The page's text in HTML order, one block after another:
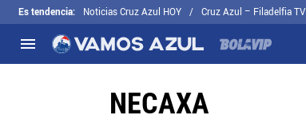
Es tendencia: Noticias Cruz Azul HOY Cruz Azul – Filadelfia TV
FUERA DE LA LIGA
NECAXA